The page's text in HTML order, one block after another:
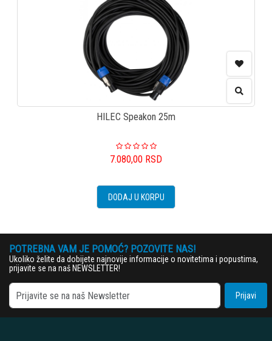
HILEC Speakon 25m
7.080,00 RSD
DODAJ U KORPU
POTREBNA VAM JE POMOĆ? POZOVITE NAS!
Ukoliko želite da dobijete najnovije informacije o novitetima i popustima,
prijavite se na naš NEWSLETTER!
Prijavi